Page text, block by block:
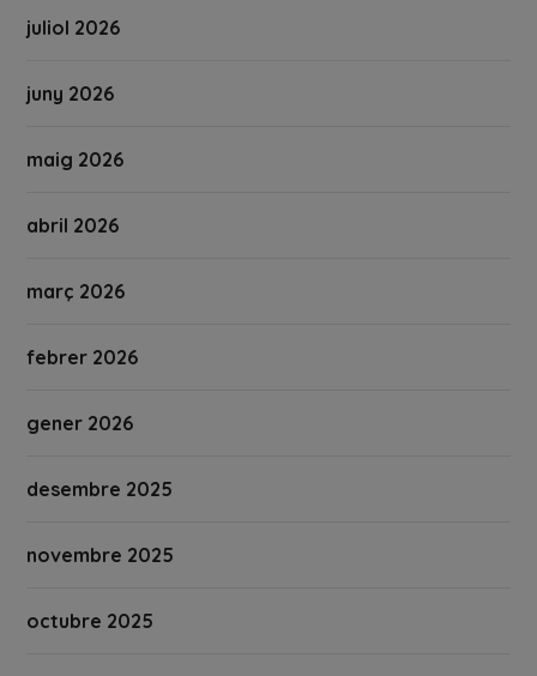
juliol 2026
juny 2026
maig 2026
abril 2026
març 2026
febrer 2026
gener 2026
desembre 2025
novembre 2025
octubre 2025